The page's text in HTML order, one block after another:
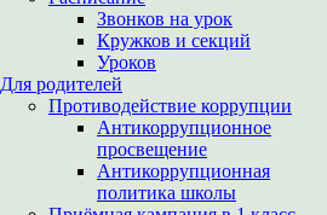
Звонков на урок
Кружков и секций
Уроков
Для родителей
Противодействие коррупции
Антикоррупционное
просвещение
Антикоррупционная
политика школы